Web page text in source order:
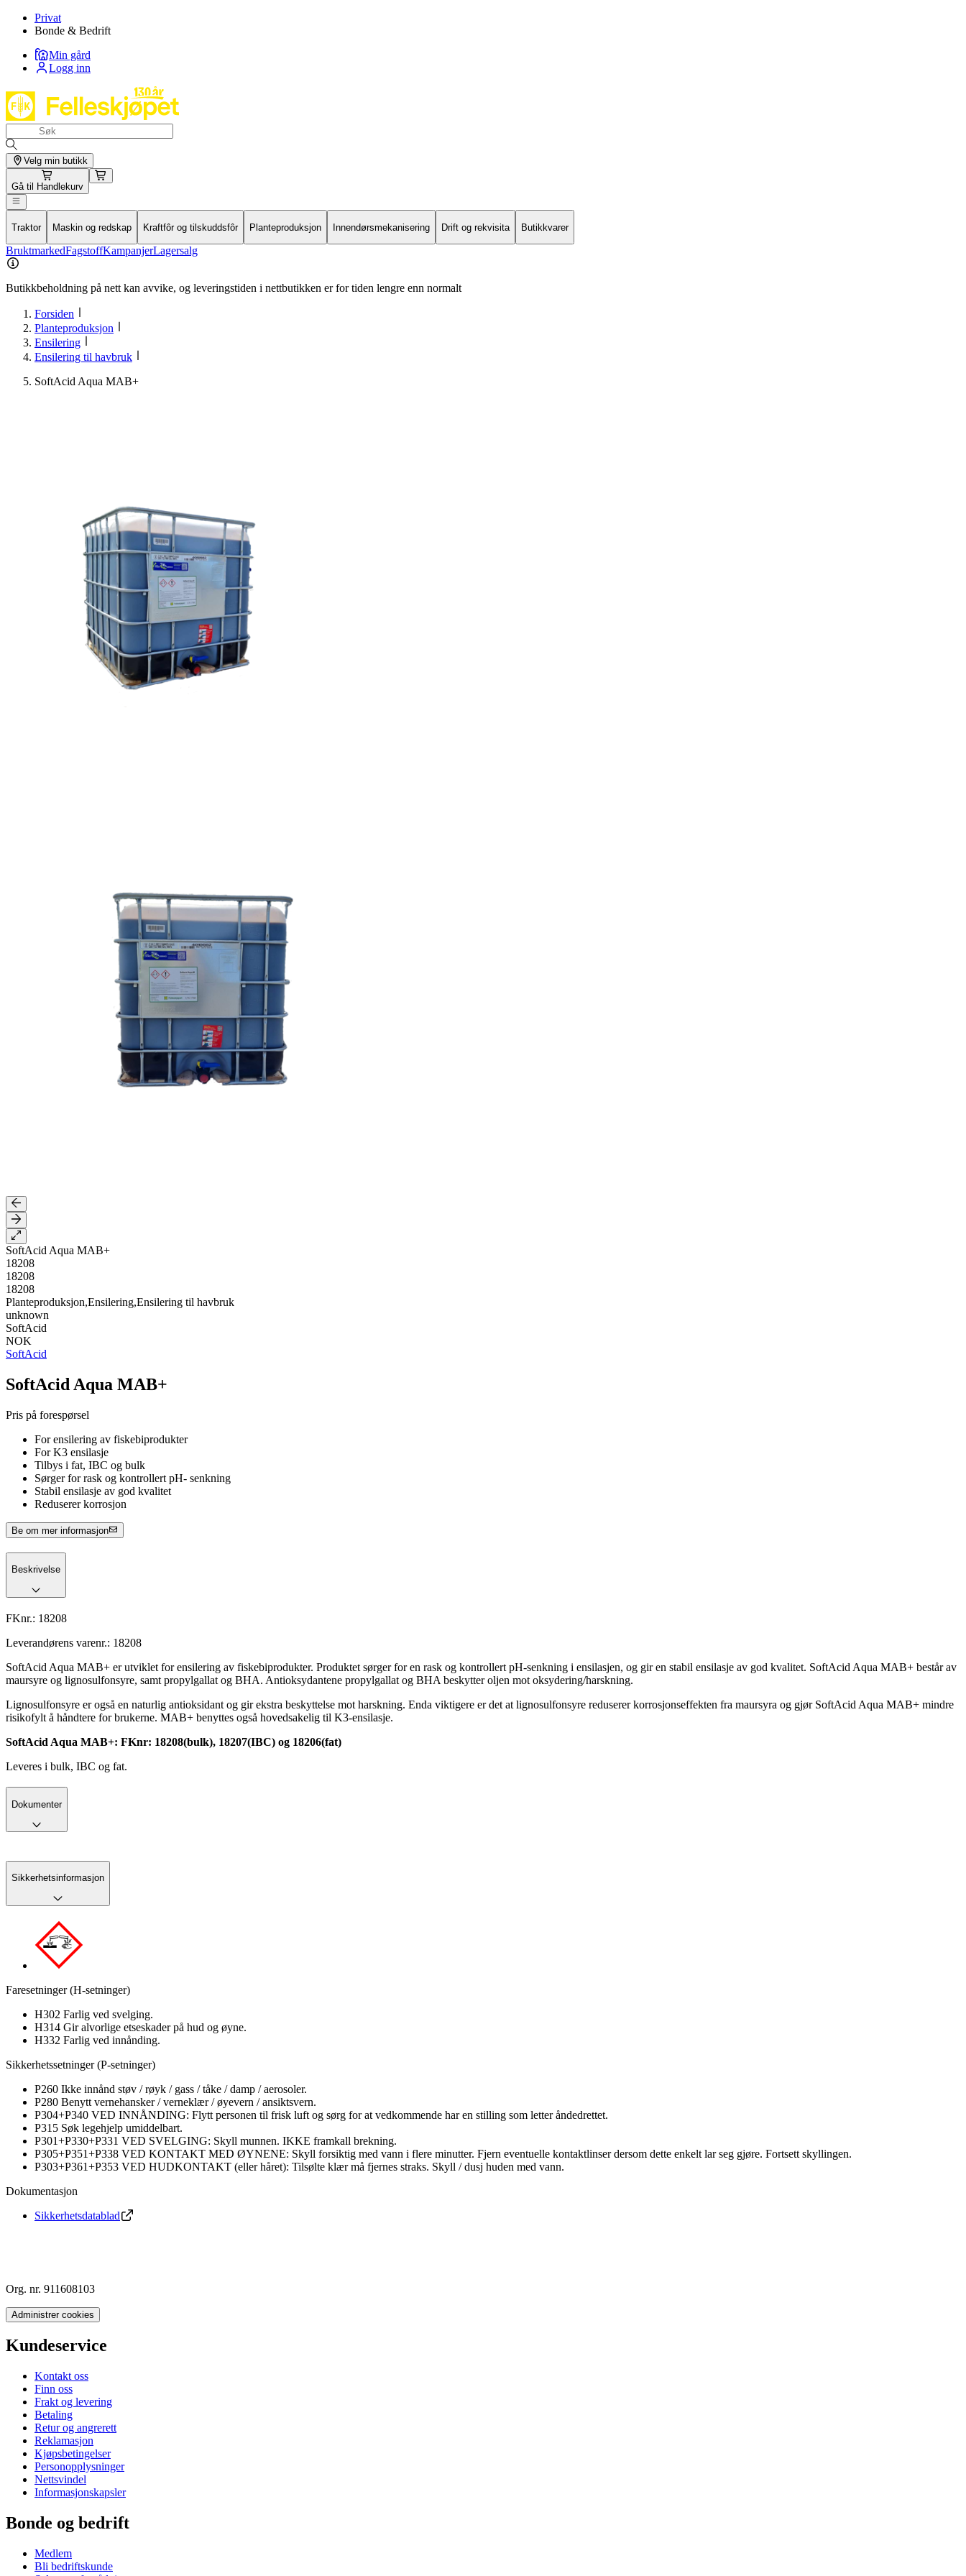
Privat
Bonde & Bedrift
Min gård
Logg inn
Velg min butikk
Gå til Handlekurv
Traktor Maskin og redskap Kraftfôr og tilskuddsfôr Planteproduksjon Innendørsmekanisering Drift og rekvisita Butikkvarer
BruktmarkedFagstoffKampanjerLagersalg
Butikkbeholdning på nett kan avvike, og leveringstiden i nettbutikken er for tiden lengre enn normalt
Forsiden
Planteproduksjon
Ensilering
Ensilering til havbruk
SoftAcid Aqua MAB+
SoftAcid Aqua MAB+
18208
18208
18208
Planteproduksjon,Ensilering,Ensilering til havbruk
unknown
SoftAcid
NOK
SoftAcid
SoftAcid Aqua MAB+
Pris på forespørsel
For ensilering av fiskebiprodukter
For K3 ensilasje
Tilbys i fat, IBC og bulk
Sørger for rask og kontrollert pH- senkning
Stabil ensilasje av god kvalitet
Reduserer korrosjon
Be om mer informasjon
Beskrivelse
FKnr.: 18208
Leverandørens varenr.: 18208
SoftAcid Aqua MAB+ er utviklet for ensilering av fiskebiprodukter. Produktet sørger for en rask og kontrollert pH-senkning i ensilasjen, og gir en stabil ensilasje av god kvalitet. SoftAcid Aqua MAB+ består av
maursyre og lignosulfonsyre, samt propylgallat og BHA. Antioksydantene propylgallat og BHA beskytter oljen mot oksydering/harskning.
Lignosulfonsyre er også en naturlig antioksidant og gir ekstra beskyttelse mot harskning. Enda viktigere er det at lignosulfonsyre reduserer korrosjonseffekten fra maursyra og gjør SoftAcid Aqua MAB+ mindre
risikofylt å håndtere for brukerne. MAB+ benyttes også hovedsakelig til K3-ensilasje.
SoftAcid Aqua MAB+: FKnr: 18208(bulk), 18207(IBC) og 18206(fat)
Leveres i bulk, IBC og fat.
Dokumenter
Sikkerhetsinformasjon
Faresetninger (H-setninger)
H302 Farlig ved svelging.
H314 Gir alvorlige etseskader på hud og øyne.
H332 Farlig ved innånding.
Sikkerhetssetninger (P-setninger)
P260 Ikke innånd støv / røyk / gass / tåke / damp / aerosoler.
P280 Benytt vernehansker / verneklær / øyevern / ansiktsvern.
P304+P340 VED INNÅNDING: Flytt personen til frisk luft og sørg for at vedkommende har en stilling som letter åndedrettet.
P315 Søk legehjelp umiddelbart.
P301+P330+P331 VED SVELGING: Skyll munnen. IKKE framkall brekning.
P305+P351+P338 VED KONTAKT MED ØYNENE: Skyll forsiktig med vann i flere minutter. Fjern eventuelle kontaktlinser dersom dette enkelt lar seg gjøre. Fortsett skyllingen.
P303+P361+P353 VED HUDKONTAKT (eller håret): Tilsølte klær må fjernes straks. Skyll / dusj huden med vann.
Dokumentasjon
Sikkerhetsdatablad
Org. nr. 911608103
Administrer cookies
Kundeservice
Kontakt oss
Finn oss
Frakt og levering
Betaling
Retur og angrerett
Reklamasjon
Kjøpsbetingelser
Personopplysninger
Nettsvindel
Informasjonskapsler
Bonde og bedrift
Medlem
Bli bedriftskunde